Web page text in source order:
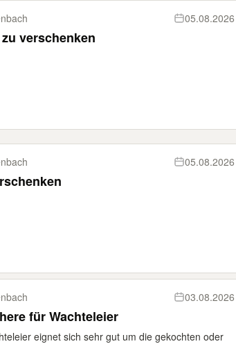
05.08.2026
verschenken
05.08.2026
03.08.2026
für Wachteleier
eignet sich sehr gut um die gekochten oder